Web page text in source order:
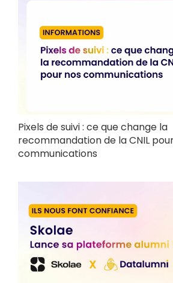
Pixels de suivi : ce que change la
recommandation de la CNIL
communications